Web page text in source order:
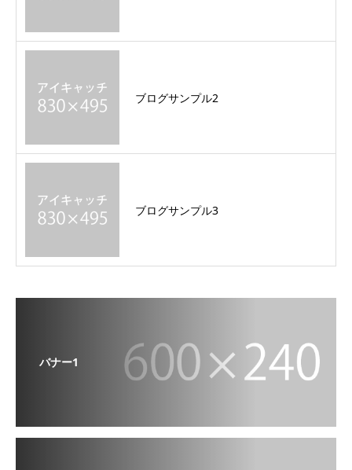
ブログサンプル2
ブログサンプル3
バナー1